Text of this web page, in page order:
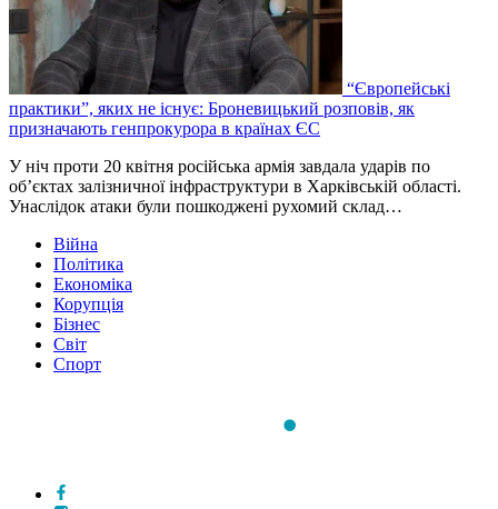
“Європейські
практики”, яких не існує: Броневицький розповів, як
призначають генпрокурора в країнах ЄС
У ніч проти 20 квітня російська армія завдала ударів по
об’єктах залізничної інфраструктури в Харківській області.
Унаслідок атаки були пошкоджені рухомий склад…
Війна
Політика
Економіка
Корупція
Бізнес
Світ
Спорт